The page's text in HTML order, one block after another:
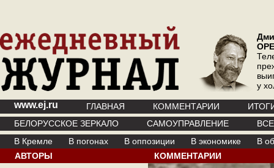
у
www.ej.ru ГЛАВНАЯ КОММЕНТАРИИ
БЕЛОРУССКОЕ ЗЕРКАЛО
САМОУПРАВЛЕНИЕ
В Кремле
В погонах В оппозиции В экономике
В
АВТОРЫ
КОММЕНТАРИИ